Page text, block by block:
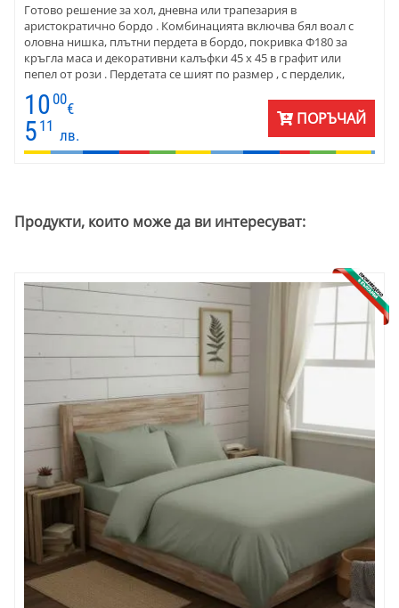
Готово решение за хол, дневна или трапезария в
аристократично бордо . Комбинацията включва бял воал с
оловна нишка, плътни пердета в бордо, покривка Ф180 за
кръгла маса и декоративни калъфки 45 х 45 в графит или
пепел от рози . Пердетата се шият по размер , с перделик,
готови за окачване. Подходящо за класически, елегантен и
уютен интериор.
10 00
€
5 11
лв.
ПОРЪЧАЙ
Продукти, които може да ви интересуват: